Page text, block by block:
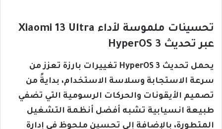
تحسينات ملموسة لأداء Xiaomi 13 Ultra
عبر تحديث HyperOS 3
يحمل تحديث HyperOS 3 تغييرات بارزة تعزز من
سرعة الاستجابة وسلاسة الاستخدام، بدايةً من
تصميم الأيقونات والحركات الرسومية التي تضفي
طبيعة انسيابية تشبه أفضل أنظمة التشغيل
المتطورة، بالإضافة إلى تحسين ملحوظ في إدارة